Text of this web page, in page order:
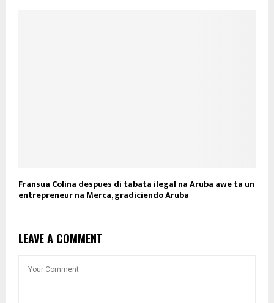
Fransua Colina despues di tabata ilegal na Aruba awe ta un
entrepreneur na Merca, gradiciendo Aruba
LEAVE A COMMENT